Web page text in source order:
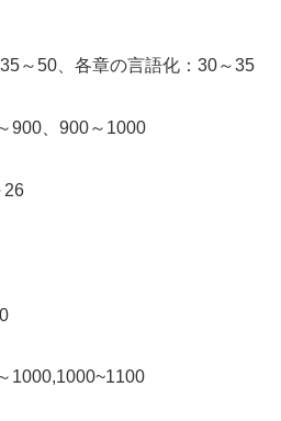
～50、各章の言語化：30～35
900、900～1000
26
1000,1000~1100